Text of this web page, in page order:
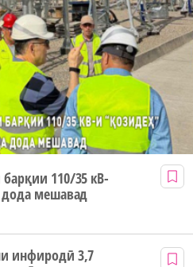
110/35 кВ-
мешавад
инфиродӣ 3,7